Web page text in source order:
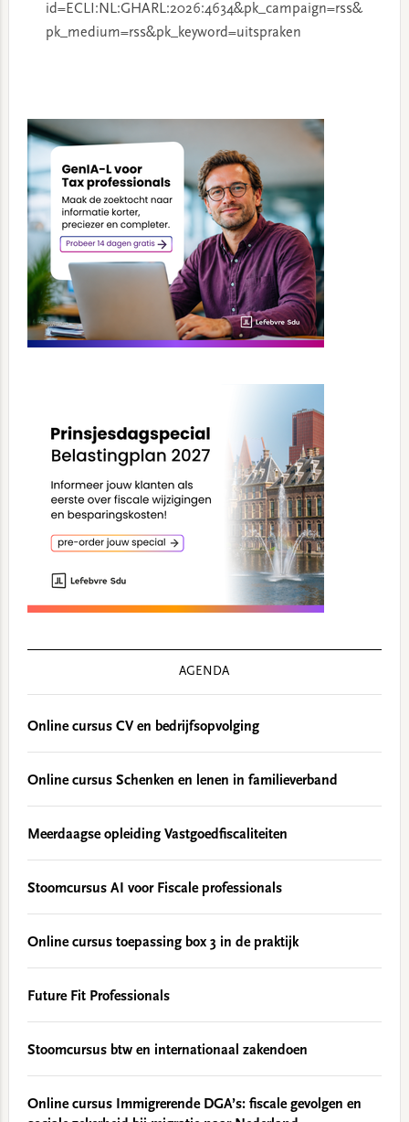
id=ECLI:NL:GHARL:2026:4634&pk_campaign=rss&
pk_medium=rss&pk_keyword=uitspraken
Sidebar
AGENDA
Online cursus CV en bedrijfsopvolging
Online cursus Schenken en lenen in familieverband
Meerdaagse opleiding Vastgoedfiscaliteiten
Stoomcursus AI voor Fiscale professionals
Online cursus toepassing box 3 in de praktijk
Future Fit Professionals
Stoomcursus btw en internationaal zakendoen
Online cursus Immigrerende DGA’s: fiscale gevolgen en